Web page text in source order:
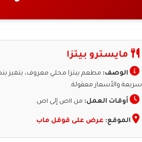
مايسترو بيتزا
الوصف: مطعم بيتزا محلي معروف، يتميز
سريعة والأسعار معقولة.
أوقات العمل: من ١١ص إلى ١ص.
الموقع: عرض على قوقل ماب